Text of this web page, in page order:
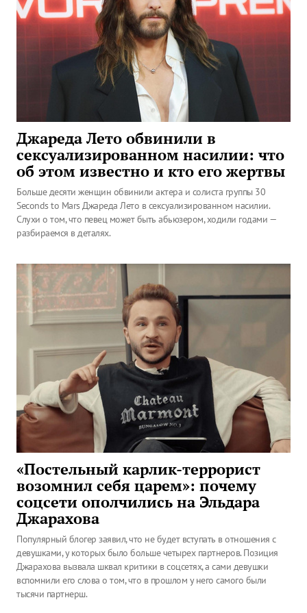
Джареда Лето обвинили в
сексуализированном насилии: что
об этом известно и кто его жертвы
Больше десяти женщин обвинили актера и солиста группы 30
Seconds to Mars Джареда Лето в сексуализированном насилии.
Слухи о том, что певец может быть абьюзером, ходили годами —
разбираемся в деталях.
«Постельный карлик-террорист
возомнил себя царем»: почему
соцсети ополчились на Эльдара
Джарахова
Популярный блогер заявил, что не будет вступать в отношения с
девушками, у которых было больше четырех партнеров. Позиция
Джарахова вызвала шквал критики в соцсетях, а сами девушки
вспомнили его слова о том, что в прошлом у него самого были
тысячи партнерш.